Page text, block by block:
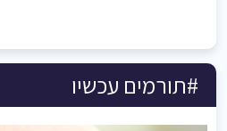
#תורמים עכשיו